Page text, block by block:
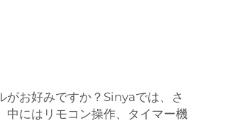
がお好みですか？Sinyaでは、さ
中にはリモコン操作、タイマー機